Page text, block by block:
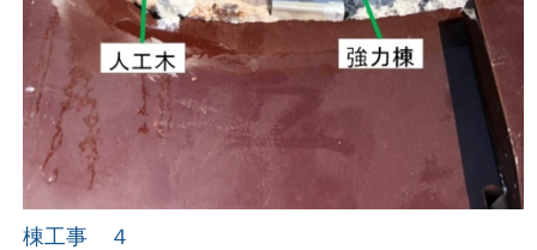
棟工事 ４